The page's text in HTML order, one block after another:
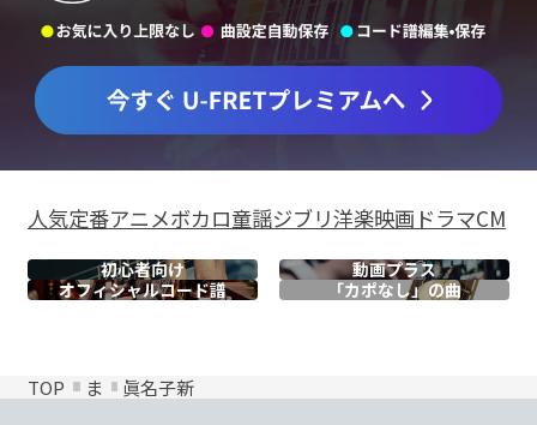
人気定番アニメボカロ童謡ジブリ洋楽映画ドラマCM
初心者向け
動画プラス
オフィシャルコード譜 「カポなし」の曲
TOP ま 眞名子新